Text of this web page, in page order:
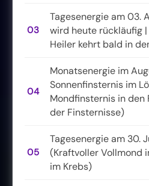
03
Tagesenergie am 03.
wird heute rückläufig
Heiler kehrt bald in
04
Monatsenergie im
Sonnenfinsternis im
Mondfinsternis in den
der Finsternisse)
05
Tagesenergie am 30.
(Kraftvoller Vollmond
im Krebs)